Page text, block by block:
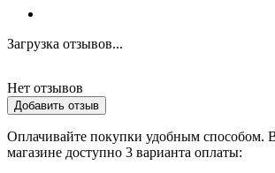
Загрузка отзывов...
Нет отзывов
Добавить отзыв
Оплачивайте покупки удобным способом.
магазине доступно 3 варианта оплаты: